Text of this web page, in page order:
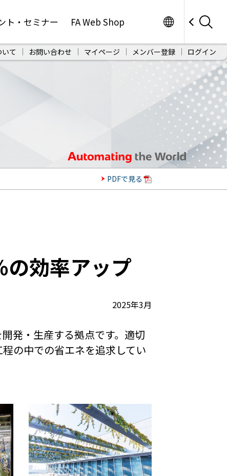
ト・セミナー FA Web Shop
て お問い合わせ マイページ メンバー登録 ログイン
PDFで見る
の効率アップ
2025年3月
発・生産する拠点です。適切
の中での省エネを追求してい